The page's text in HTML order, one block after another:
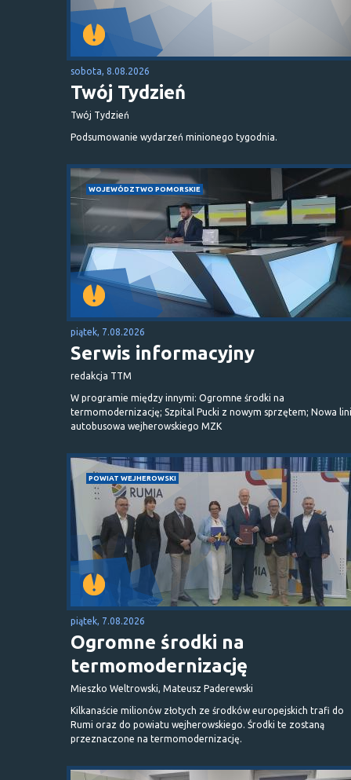
sobota, 8.08.2026
Twój Tydzień
Twój Tydzień
Podsumowanie wydarzeń minionego tygodnia.
WOJEWÓDZTWO POMORSKIE
piątek, 7.08.2026
Serwis informacyjny
redakcja TTM
W programie między innymi: Ogromne środki na
termomodernizację; Szpital Pucki z nowym sprzętem; Nowa
autobusowa wejherowskiego MZK
POWIAT WEJHEROWSKI
piątek, 7.08.2026
Ogromne środki na
termomodernizację
Mieszko Weltrowski, Mateusz Paderewski
Kilkanaście milionów złotych ze środków europejskich trafi do
Rumi oraz do powiatu wejherowskiego. Środki te zostaną
przeznaczone na termomodernizację.